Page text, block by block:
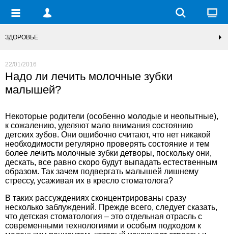
ЗДОРОВЬЕ
22/01/2016
Надо ли лечить молочные зубки
малышей?
Некоторые родители (особенно молодые и неопытные),
к сожалению, уделяют мало внимания состоянию
детских зубов. Они ошибочно считают, что нет никакой
необходимости регулярно проверять состояние и тем
более лечить молочные зубки детворы, поскольку они,
дескать, все равно скоро будут выпадать естественным
образом. Так зачем подвергать малышей лишнему
стрессу, усаживая их в кресло стоматолога?
В таких рассуждениях сконцентрированы сразу
несколько заблуждений. Прежде всего, следует сказать,
что детская стоматология – это отдельная отрасль с
современными технологиями и особым подходом к